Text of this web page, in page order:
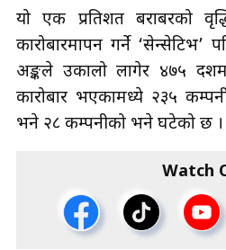
यो एक प्रतिशत बराबरको
कारोबारमापन गर्ने
अङ्कले उकालो लागेर ४७५
कारोबार भएकामध्ये २३५
भने २८ कम्पनीको भने घटेको छ ।
Watch